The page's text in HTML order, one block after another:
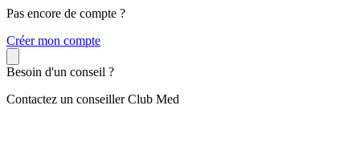
Pas encore de compte ?
Créer mon compte
Besoin d'un conseil ?
Contactez un conseiller Club Med